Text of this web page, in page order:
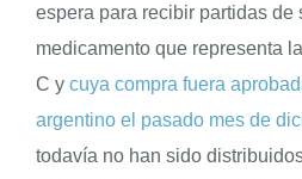
espera para recibir partidas de
medicamento que representa
C y cuya compra fuera
argentino el pasado mes de
todavía no han sido